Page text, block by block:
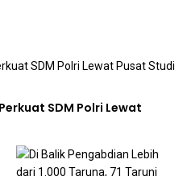
SDM Polri Lewat